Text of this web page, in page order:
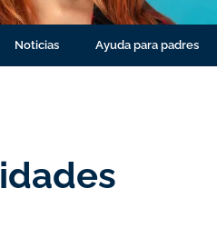
Noticias Ayuda para padres